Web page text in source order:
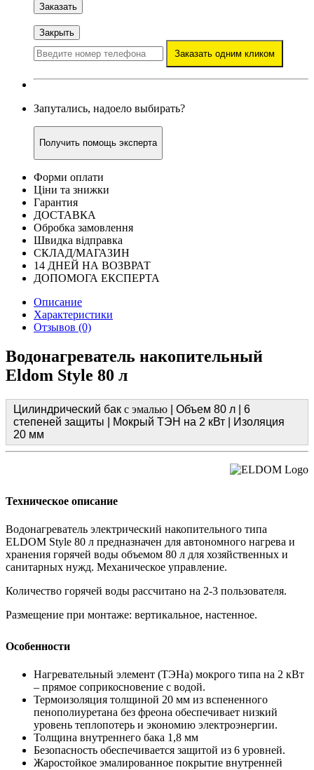
Заказать
Закрыть
Заказать одним кликом
Запутались, надоело выбирать?
Получить помощь эксперта
Форми оплати
Ціни та знижки
Гарантия
ДОСТАВКА
Обробка замовлення
Швидка відправка
СКЛАД/МАГАЗИН
14 ДНЕЙ НА ВОЗВРАТ
ДОПОМОГА ЕКСПЕРТА
Описание
Характеристики
Отзывов (0)
Водонагреватель накопительный
Eldom Style 80 л
Цилиндрический бак с эмалью | Объем 80 л | 6
степеней защиты | Мокрый ТЭН на 2 кВт | Изоляция
20 мм
Техническое описание
Водонагреватель электрический накопительного типа
ELDOM Style 80 л предназначен для автономного нагрева и
хранения горячей воды объемом 80 л для хозяйственных и
санитарных нужд. Механическое управление.
Количество горячей воды рассчитано на 2-3 пользователя.
Размещение при монтаже: вертикальное, настенное.
Особенности
Нагревательный элемент (ТЭНа) мокрого типа на 2 кВт
– прямое соприкосновение с водой.
Термоизоляция толщиной 20 мм из вспененного
пенополиуретана без фреона обеспечивает низкий
уровень теплопотерь и экономию электроэнергии.
Толщина внутреннего бака 1,8 мм
Безопасность обеспечивается защитой из 6 уровней.
Жаростойкое эмалированное покрытие внутренней